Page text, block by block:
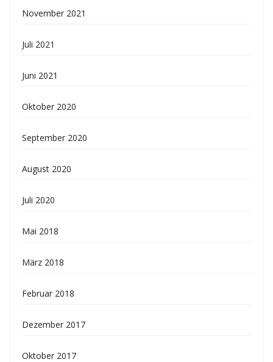
November 2021
Juli 2021
Juni 2021
Oktober 2020
September 2020
August 2020
Juli 2020
Mai 2018
März 2018
Februar 2018
Dezember 2017
Oktober 2017